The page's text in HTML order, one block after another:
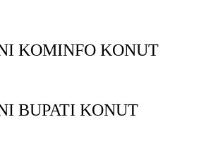
KOMINFO KONUT
BUPATI KONUT